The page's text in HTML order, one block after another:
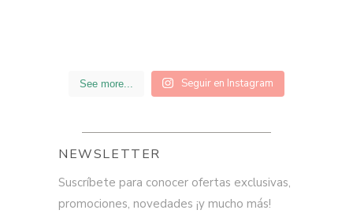
See more... Seguir en Instagram
NEWSLETTER
Suscríbete para conocer ofertas exclusivas,
promociones, novedades ¡y mucho más!